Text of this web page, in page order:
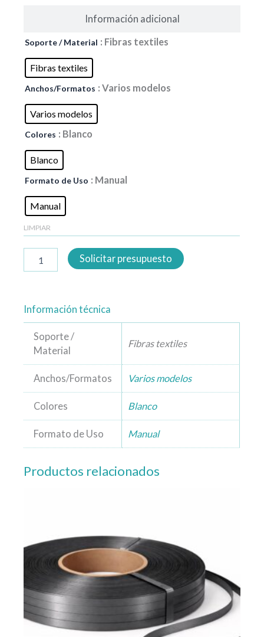
Información adicional
Soporte / Material : Fibras textiles
Fibras textiles
Anchos/Formatos : Varios modelos
Varios modelos
Colores : Blanco
Blanco
Formato de Uso : Manual
Manual
LIMPIAR
Fleje
textil
cantidad
Solicitar presupuesto
Información técnica
Soporte /
Material
Fibras textiles
Anchos/Formatos Varios modelos
Colores Blanco
Formato de Uso Manual
Productos relacionados
múltiples
variantes.
Las
opciones
se
pueden
elegir